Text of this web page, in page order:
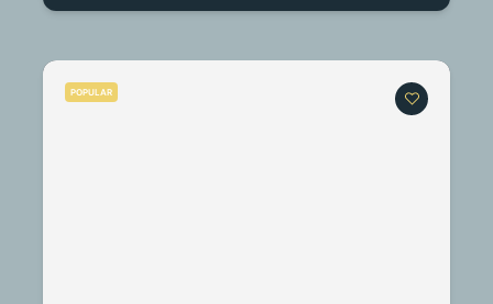
POPULAR